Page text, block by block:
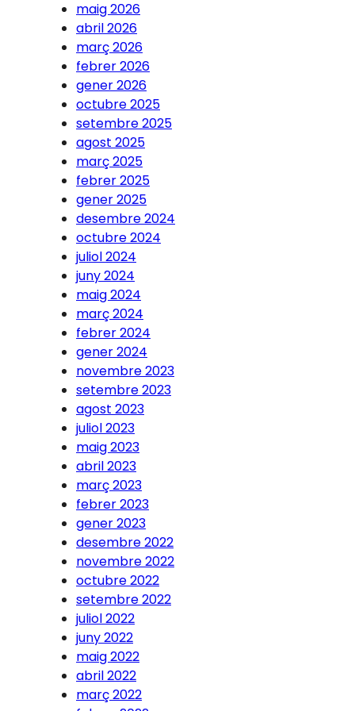
maig 2026
abril 2026
març 2026
febrer 2026
gener 2026
octubre 2025
setembre 2025
agost 2025
març 2025
febrer 2025
gener 2025
desembre 2024
octubre 2024
juliol 2024
juny 2024
maig 2024
març 2024
febrer 2024
gener 2024
novembre 2023
setembre 2023
agost 2023
juliol 2023
maig 2023
abril 2023
març 2023
febrer 2023
gener 2023
desembre 2022
novembre 2022
octubre 2022
setembre 2022
juliol 2022
juny 2022
maig 2022
abril 2022
març 2022